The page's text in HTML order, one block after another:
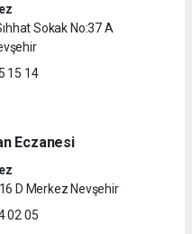
Sokak No:37 A
15 14
Eczanesi
D Merkez Nevşehir
02 05